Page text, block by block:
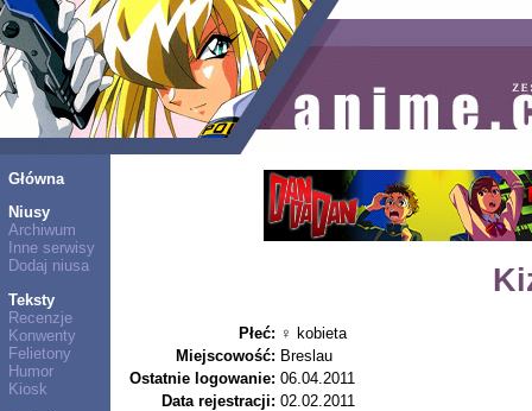
Główna
Niusy
Archiwum
Inne serwisy
Dodaj niusa
Teksty
Recenzje
Konwenty
Felietony
Humor
Kiosk
Płeć: ♀ kobieta
Miejscowość: Breslau
Ostatnie logowanie: 06.04.2011
Data rejestracji: 02.02.2011